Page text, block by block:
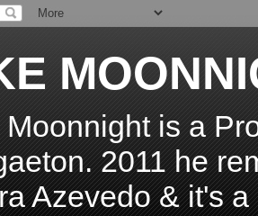
Moonnight is a
2011 he
Azevedo & it's